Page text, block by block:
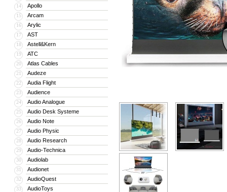
14 Apollo
15 Arcam
16 Arylic
17 AST
18 Astell&Kern
19 ATC
20 Atlas Cables
21 Audeze
22 Audia Flight
23 Audience
24 Audio Analogue
25 Audio Desk Systeme
26 Audio Note
27 Audio Physic
28 Audio Research
29 Audio-Technica
30 Audiolab
31 Audionet
32 AudioQuest
33 AudioToys